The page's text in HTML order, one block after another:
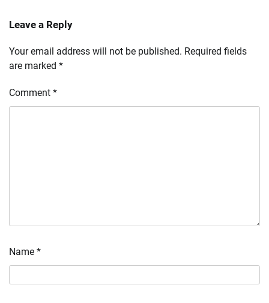
Leave a Reply
Your email address will not be published. Required fields
are marked *
Comment *
Name *